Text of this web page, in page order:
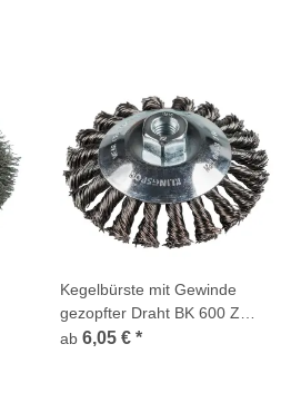
Kegelbürste mit Gewinde
gezopfter Draht BK 600 Z
gezopft Anzahl Reihen 1
ab 6,05 € *